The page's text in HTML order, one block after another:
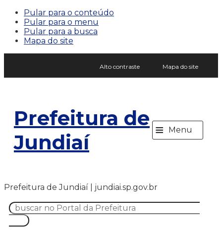
Pular para o conteúdo
Pular para o menu
Pular para a busca
Mapa do site
Alto contraste Mapa do site
Prefeitura de
Jundiaí
≡ Menu
Prefeitura de Jundiaí | jundiai.sp.gov.br